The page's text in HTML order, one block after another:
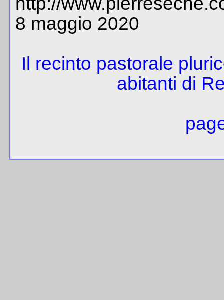
8 maggio 2020
Il recinto pastorale
abitanti di